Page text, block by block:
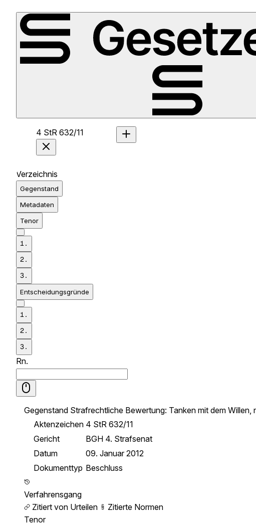
4 StR 632/11
Verzeichnis
Gegenstand
Metadaten
Tenor
1.
2.
3.
Entscheidungsgründe
1.
2.
3.
Rn.
Gegenstand Strafrechtliche Bewertung: Tanken mit dem Willen,
Aktenzeichen 4 StR 632/11
Gericht
BGH 4. Strafsenat
Datum
09. Januar 2012
Dokumenttyp Beschluss
Verfahrensgang
Zitiert von Urteilen
Zitierte Normen
Tenor